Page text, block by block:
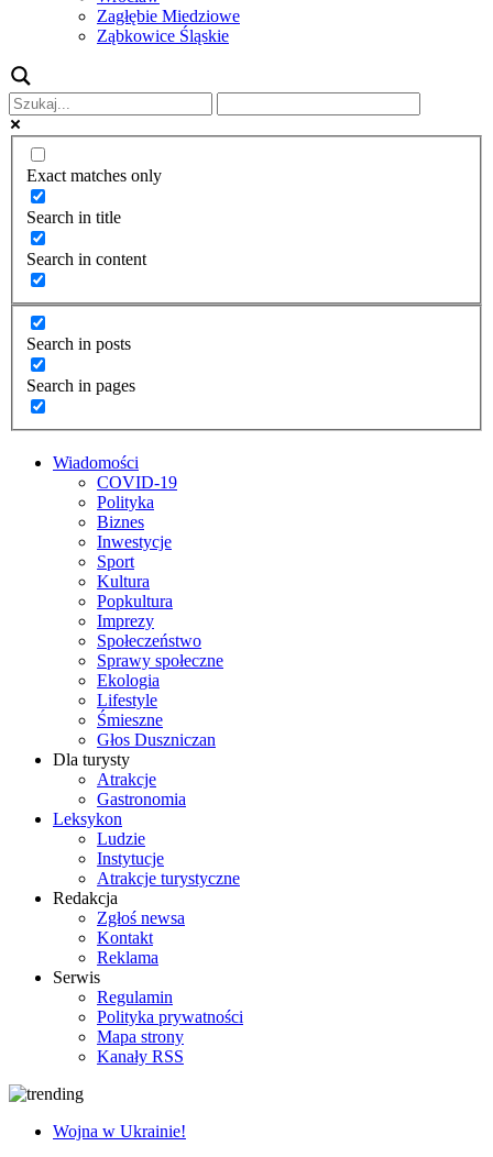
Zagłębie Miedziowe
Ząbkowice Śląskie
Exact matches only
Search in title
Search in content
Search in posts
Search in pages
Wiadomości
COVID-19
Polityka
Biznes
Inwestycje
Sport
Kultura
Popkultura
Imprezy
Społeczeństwo
Sprawy społeczne
Ekologia
Lifestyle
Śmieszne
Głos Duszniczan
Dla turysty
Atrakcje
Gastronomia
Leksykon
Ludzie
Instytucje
Atrakcje turystyczne
Redakcja
Zgłoś newsa
Kontakt
Reklama
Serwis
Regulamin
Polityka prywatności
Mapa strony
Kanały RSS
Wojna w Ukrainie!